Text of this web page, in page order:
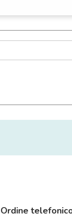
Ordine